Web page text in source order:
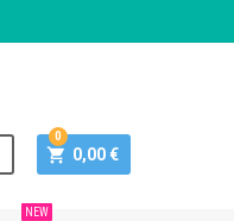
shopping_cart 0,00 €
0
NEW